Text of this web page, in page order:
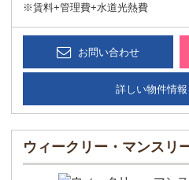
※賃料+管理費+水道光熱費
お問い合わせ
詳しい物件情
ウィークリー・マンスリ